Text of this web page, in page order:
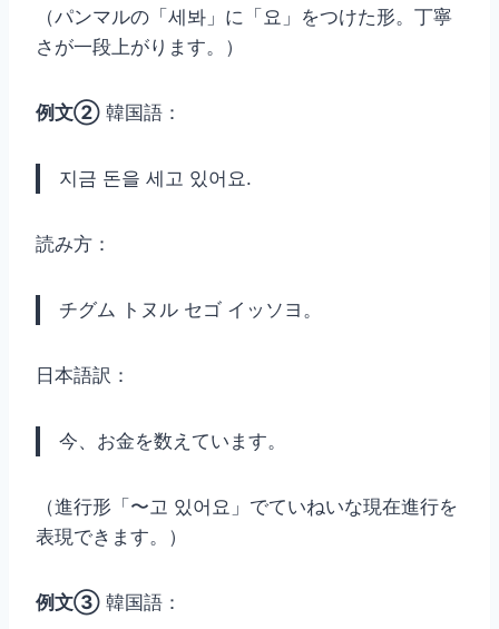
（パンマルの「세봐」に「요」をつけた形。丁寧
さが一段上がります。）
例文② 韓国語：
지금 돈을 세고 있어요.
読み方：
チグム トヌル セゴ イッソヨ。
日本語訳：
今、お金を数えています。
（進行形「〜고 있어요」でていねいな現在進行を
表現できます。）
例文③ 韓国語：